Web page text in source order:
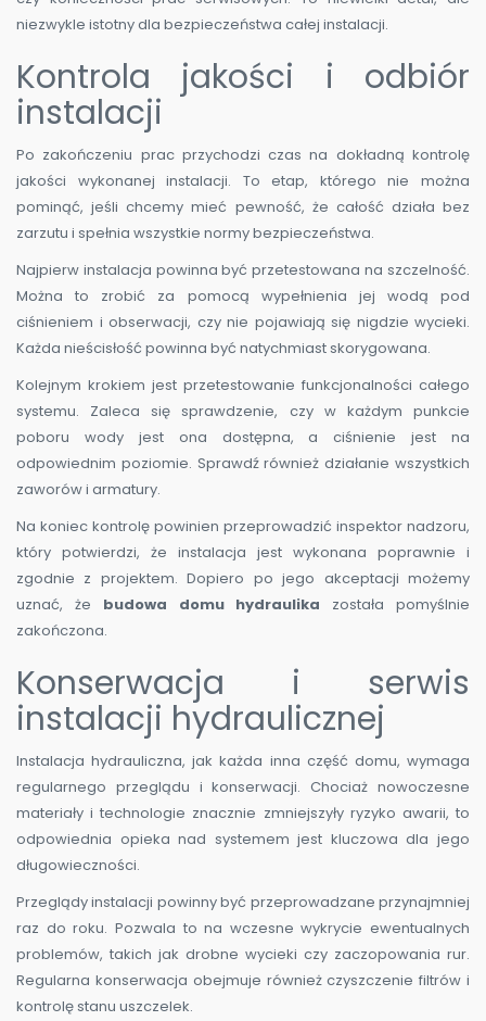
niezwykle istotny dla bezpieczeństwa całej instalacji.
Kontrola jakości i odbiór
instalacji
Po zakończeniu prac przychodzi czas na dokładną kontrolę
jakości wykonanej instalacji. To etap, którego nie można
pominąć, jeśli chcemy mieć pewność, że całość działa bez
zarzutu i spełnia wszystkie normy bezpieczeństwa.
Najpierw instalacja powinna być przetestowana na szczelność.
Można to zrobić za pomocą wypełnienia jej wodą pod
ciśnieniem i obserwacji, czy nie pojawiają się nigdzie wycieki.
Każda nieścisłość powinna być natychmiast skorygowana.
Kolejnym krokiem jest przetestowanie funkcjonalności całego
systemu. Zaleca się sprawdzenie, czy w każdym punkcie
poboru wody jest ona dostępna, a ciśnienie jest na
odpowiednim poziomie. Sprawdź również działanie wszystkich
zaworów i armatury.
Na koniec kontrolę powinien przeprowadzić inspektor nadzoru,
który potwierdzi, że instalacja jest wykonana poprawnie i
zgodnie z projektem. Dopiero po jego akceptacji możemy
uznać, że budowa domu hydraulika została pomyślnie
zakończona.
Konserwacja i serwis
instalacji hydraulicznej
Instalacja hydrauliczna, jak każda inna część domu, wymaga
regularnego przeglądu i konserwacji. Chociaż nowoczesne
materiały i technologie znacznie zmniejszyły ryzyko awarii, to
odpowiednia opieka nad systemem jest kluczowa dla jego
długowieczności.
Przeglądy instalacji powinny być przeprowadzane przynajmniej
raz do roku. Pozwala to na wczesne wykrycie ewentualnych
problemów, takich jak drobne wycieki czy zaczopowania rur.
Regularna konserwacja obejmuje również czyszczenie filtrów i
kontrolę stanu uszczelek.